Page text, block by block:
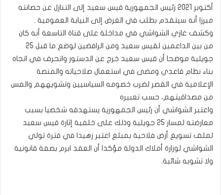
أكتوبر 2021 رئيس الجمهورية قيس سعيد إلى التنازل عن حصانته
مبرزا أنه سيتقدم بطلب في الغرض إلى النيابة العمومية .
وكشف غازي الشواشي في مداخلة على قناة التاسعة أنه كان
من بين الداعمين لقيس سعيد ومن الرافضين لوضع ما قبل 25
جويلية موضحا أن قيس سعيد خرج عن الدستور وانحرف في اتجاه
بناء نظام قاعدي ومضى في استعمال صلاحياته والمنصة
الإعلامية في القصر لضرب خصومه السياسيين وتشويههم والمس
من مصداقيتهم، حسب تعبيره
واعتبر الشواشي أن رئيس الجمهورية يستهدفه شخصيا بسبب
معارضته لمسار 25 جويلية وذلك على خلفية إثارة قيس سعيد
لملف تسويغ أرض فلاحية بمبلغ اعتبر زهيدا في فترة تولي
الشواشي لوزارة أملاك الدولة مؤكدا أن العقد ابرم بصفة قانونية
ولا تشوبه شائبة.